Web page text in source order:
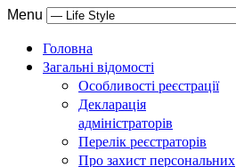
Menu
Головна
Загальні відомості
Особливості реєстрації
Декларація
адміністраторів
Перелік реєстраторів
Про захист персональних